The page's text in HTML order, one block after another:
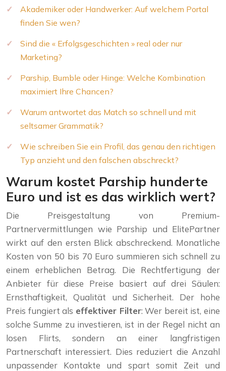
Akademiker oder Handwerker: Auf welchem Portal
finden Sie wen?
Sind die « Erfolgsgeschichten » real oder nur
Marketing?
Parship, Bumble oder Hinge: Welche Kombination
maximiert Ihre Chancen?
Warum antwortet das Match so schnell und mit
seltsamer Grammatik?
Wie schreiben Sie ein Profil, das genau den richtigen
Typ anzieht und den falschen abschreckt?
Warum kostet Parship hunderte
Euro und ist es das wirklich wert?
Die Preisgestaltung von Premium-
Partnervermittlungen wie Parship und ElitePartner
wirkt auf den ersten Blick abschreckend. Monatliche
Kosten von 50 bis 70 Euro summieren sich schnell zu
einem erheblichen Betrag. Die Rechtfertigung der
Anbieter für diese Preise basiert auf drei Säulen:
Ernsthaftigkeit, Qualität und Sicherheit. Der hohe
Preis fungiert als effektiver Filter: Wer bereit ist, eine
solche Summe zu investieren, ist in der Regel nicht an
losen Flirts, sondern an einer langfristigen
Partnerschaft interessiert. Dies reduziert die Anzahl
unpassender Kontakte und spart somit Zeit und